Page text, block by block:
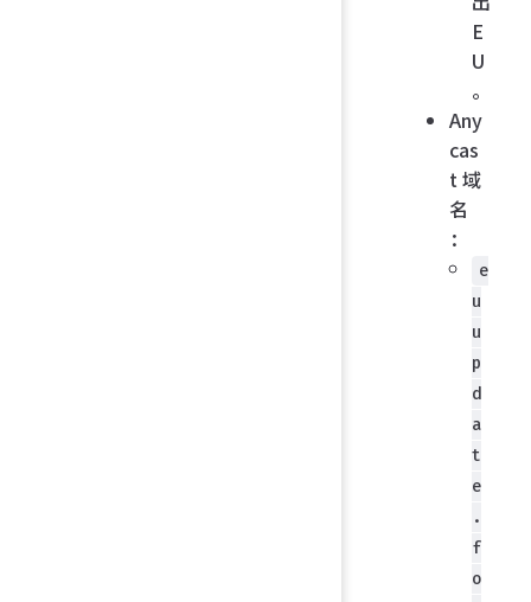
E
U
。
Any
cas
t 域
名
：
e
u
u
p
d
a
t
e
.
f
o